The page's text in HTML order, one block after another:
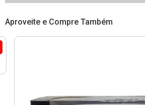
Aproveite e Compre Também